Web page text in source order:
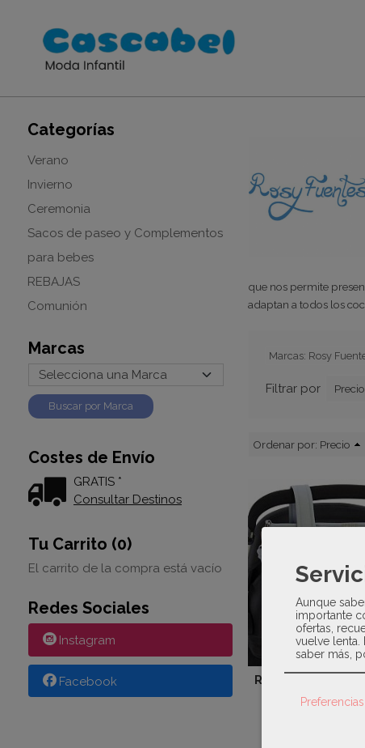
Categorías
Verano
Invierno
Ceremonia
Sacos de paseo y Complementos
para bebes
REBAJAS
Comunión
Marcas
Costes de Envío
GRATIS *
Consultar Destinos
Tu Carrito (0)
El carrito de la compra está vacío
Redes Sociales
Instagram
Facebook
que nos permite
adaptan a todos los
Marcas: Rosy
Filtrar por Precio
Ordenar por: Precio
Rosy Fuentes -
Aunque
importante
ofertas,
vuelve lenta.
saber más,
Preferencias